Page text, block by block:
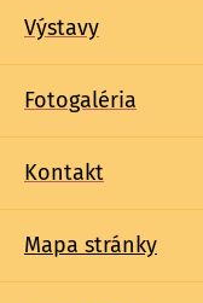
Výstavy
Fotogaléria
Kontakt
Mapa stránky